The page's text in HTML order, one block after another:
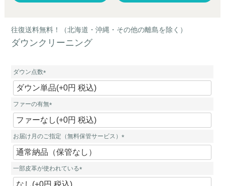
往復送料無料！（北海道・沖縄・その他の離島を除く）
ダウンクリーニング
ダウン点数
(
必
須
ファーの有無
(
必
須
お届け月のご指定（無料保管サービス）
(
一部皮革が使われている
(